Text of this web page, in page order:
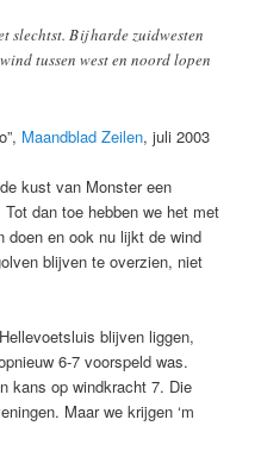
slechtst. Bij harde zuidwesten
tussen west en noord lopen
Maandblad Zeilen, juli 2003
kust van Monster een
dan toe hebben we het met
doen en ook nu lijkt de wind
blijven te overzien, niet
blijven liggen,
6-7 voorspeld was.
kans op windkracht 7. Die
Maar we krijgen ‘m